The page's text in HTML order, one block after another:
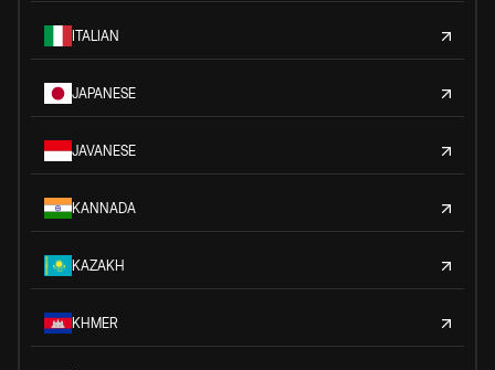
ITALIAN
JAPANESE
JAVANESE
KANNADA
KAZAKH
KHMER